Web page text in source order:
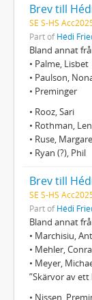
Brev till
SE S-HS
Part ofHédi
Bland annat
• Palme, Lisbet
• Paulson,
• Preminger
• Rooz, Sari
• Rothman,
• Ruse,
• Ryan (?), Phil
Brev till
SE S-HS
Part ofHédi
Bland annat
• Marchisiu,
• Mehler,
• Meyer,
”Skärvor av ett
• Nissen,